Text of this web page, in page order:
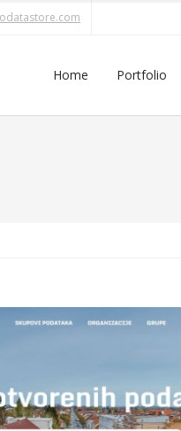
Home Portfolio